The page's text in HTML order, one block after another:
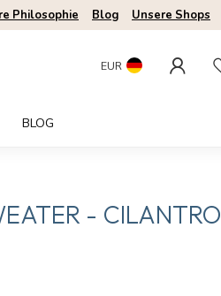
Philosophie Blog Unsere Shops
EUR
BLOG
- CILANTRO